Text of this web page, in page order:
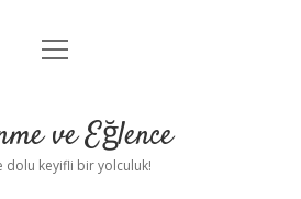
Anasayfa
Yasal Uyarı
menüyü
ve Eğlence
dolu keyifli bir yolculuk!